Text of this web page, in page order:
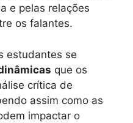
e pelas relações
os falantes.
estudantes se
que os
crítica de
assim como as
impactar o